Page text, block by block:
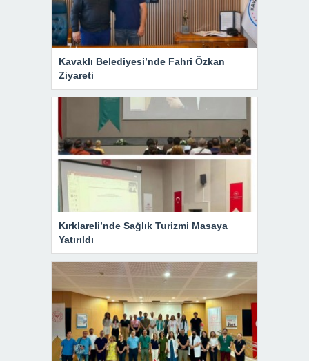
Kavaklı Belediyesi’nde Fahri Özkan
Ziyareti
Kırklareli’nde Sağlık Turizmi Masaya
Yatırıldı